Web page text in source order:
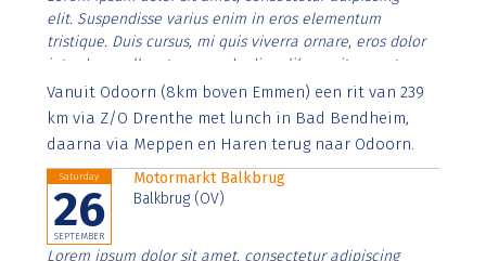
elit. Suspendisse varius enim in eros elementum
tristique. Duis cursus, mi quis viverra ornare, eros dolor
interdum nulla, ut commodo diam libero vitae erat.
Aenean faucibus nibh et justo cursus id rutrum lorem
imperdiet. Nunc ut sem vitae risus tristique posuere.
Vanuit Odoorn (8km boven Emmen) een rit van 239
km via Z/O Drenthe met lunch in Bad Bendheim,
daarna via Meppen en Haren terug naar Odoorn.
Saturday
26
SEPTEMBER
Motormarkt Balkbrug
Balkbrug (OV)
Lorem ipsum dolor sit amet, consectetur adipiscing